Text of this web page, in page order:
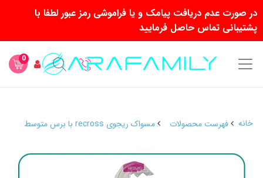
در صورت عدم دریافت پیامک و یا فراموشی رمز عبور لطفا با
پشتیبانی تماس حاصل فرمایید
0
خانه فهرست محصولات مسواک ریجوی recross با برس متوسط